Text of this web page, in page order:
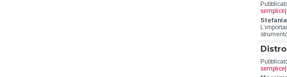
semplice|
semplice|